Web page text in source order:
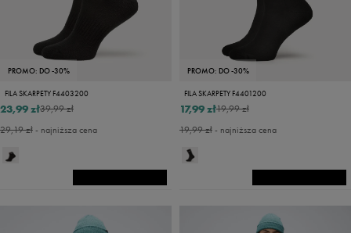
PROMO: DO -30%
FILA SKARPETY F4403200
39,99 zł
23,99 zł
29,19 zł- najniższa cena
PROMO: DO -30%
FILA SKARPETY F4401200
19,99 zł
17,99 zł
19,99 zł- najniższa cena